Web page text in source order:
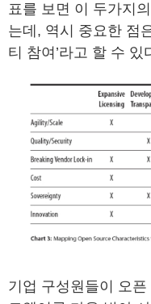
표를 보면 이 두가지
는데, 역시 중요한 점
티 참여’라고 할 수 있
기업 구성원들이 오